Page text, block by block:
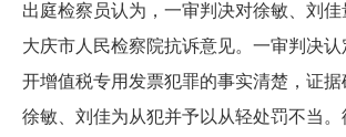
出庭检察员认为，一审判决对徐敏、刘
大庆市人民检察院抗诉意见。一审判决
开增值税专用发票犯罪的事实清楚，证
徐敏、刘佳为从犯并予以从轻处罚不当